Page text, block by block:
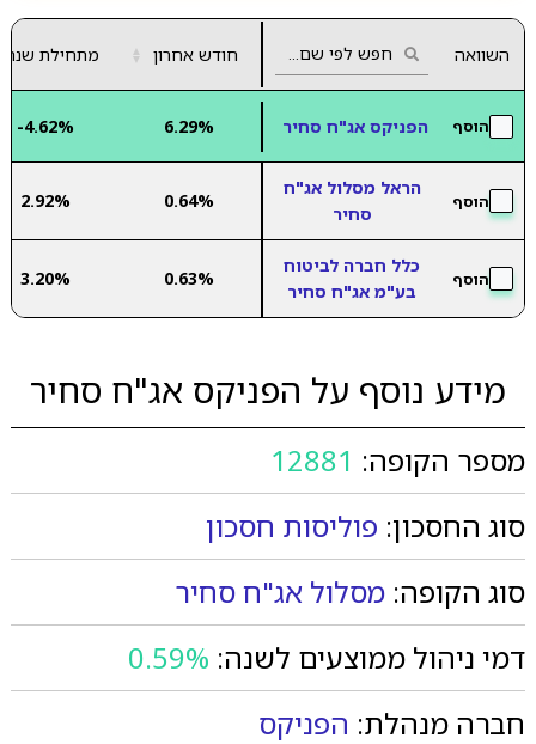
השוואה חודש אחרון ▲
▼ מתחילת שנה
הוסף הפניקס אג"ח סחיר 6.29%
-4.62%
הוסף
הראל מסלול אג"ח
סחיר
0.64%
2.92%
הוסף
כלל חברה לביטוח
בע"מ אג"ח סחיר
0.63%
3.20%
מידע נוסף על הפניקס אג"ח סחיר
מספר הקופה: 12881
סוג החסכון: פוליסות חסכון
סוג הקופה: מסלול אג"ח סחיר
דמי ניהול ממוצעים לשנה: 0.59%
חברה מנהלת: הפניקס